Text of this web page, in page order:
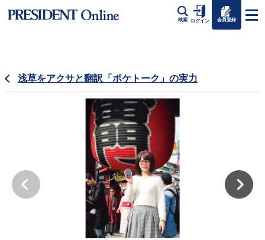
検索 ログイン 会員登録
浅草をアクサと翻訳「ポケトーク」の実力